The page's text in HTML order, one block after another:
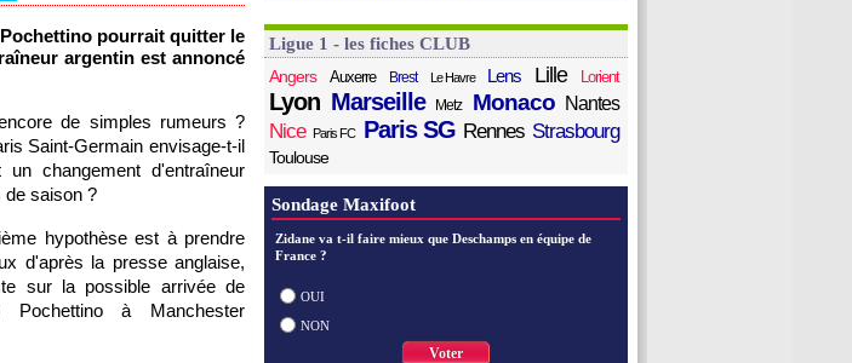
pourrait quitter le
argentin est annoncé
de simples rumeurs ?
Saint-Germain envisage-t-il
un changement d'entraîneur
de saison ?
hypothèse est à prendre
d'après la presse anglaise,
sur la possible arrivée de
Pochettino à Manchester
Ligue 1 - les fiches CLUB
Angers
Auxerre Brest Le Havre Lens Lille Lorient
Lyon Marseille Metz Monaco Nantes
Nice Paris FC Paris SG Rennes Strasbourg
Toulouse
Sondage Maxifoot
Zidane va t-il faire mieux que Deschamps en équipe de
France ?
OUI
NON
Voter